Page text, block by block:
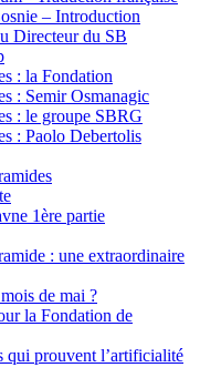
– Introduction
Directeur du SB
: la Fondation
: Semir Osmanagic
: le groupe SBRG
: Paolo Debertolis
1ère partie
: une extraordinaire
de mai ?
la Fondation de
qui prouvent l’artificialité